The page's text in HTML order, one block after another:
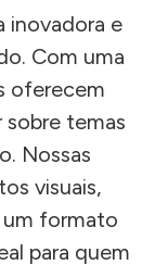
inovadora e
Com uma
oferecem
sobre temas
Nossas
visuais,
formato
para quem